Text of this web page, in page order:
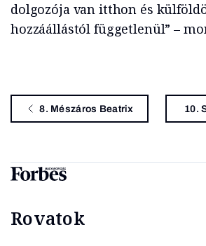
dolgozója van itthon és
hozzáállástól függetlenül” –
8. Mészáros Beatrix 10.
Rovatok